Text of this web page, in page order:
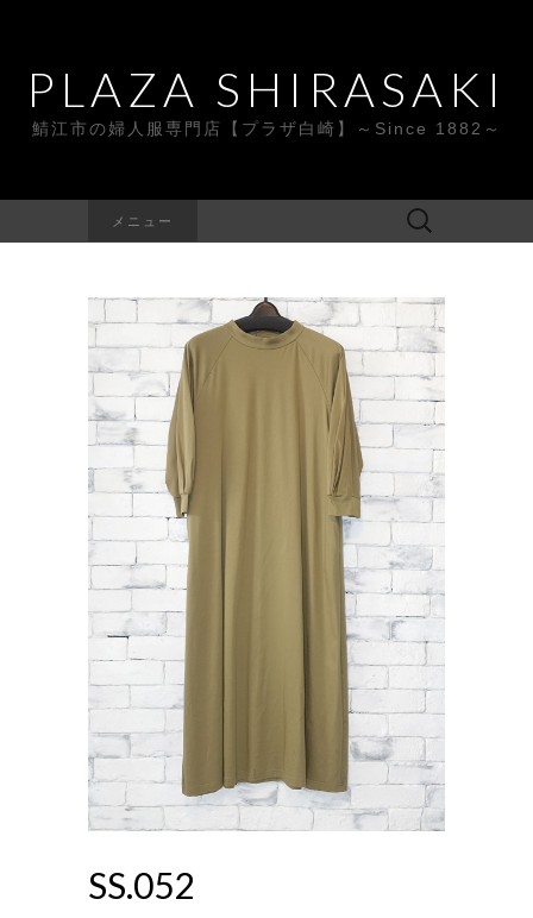
PLAZA SHIRASAKI
鯖江市の婦人服専門店【プラザ白崎】～Since 1882～
メニュー
検
索:
SS.052